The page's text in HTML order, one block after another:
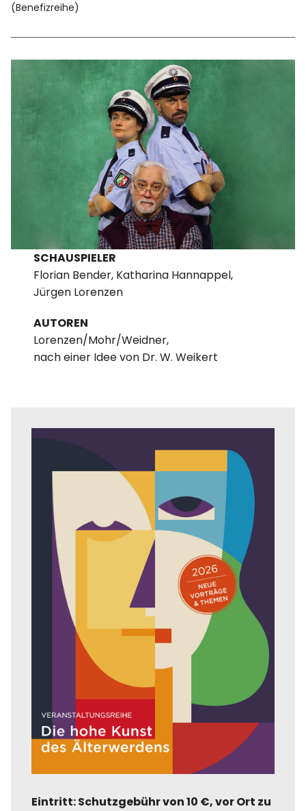
(Benefizreihe)
SCHAUSPIELER
Florian Bender, Katharina Hannappel,
Jürgen Lorenzen
AUTOREN
Lorenzen/Mohr/Weidner,
nach einer Idee von Dr. W. Weikert
Eintritt: Schutzgebühr von 10 €, vor Ort zu